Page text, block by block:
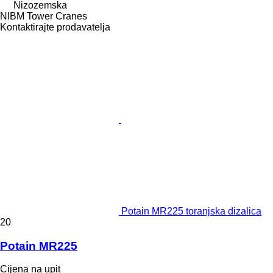
Nizozemska
NIBM Tower Cranes
Kontaktirajte prodavatelja
Potain MR225 toranjska dizalica
20
Potain MR225
Cijena na upit